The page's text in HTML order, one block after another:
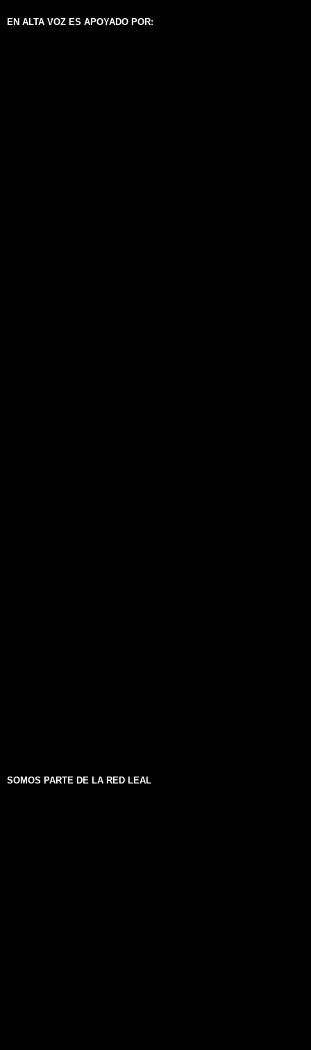
EN ALTA VOZ ES APOYADO POR:
SOMOS PARTE DE LA RED LEAL